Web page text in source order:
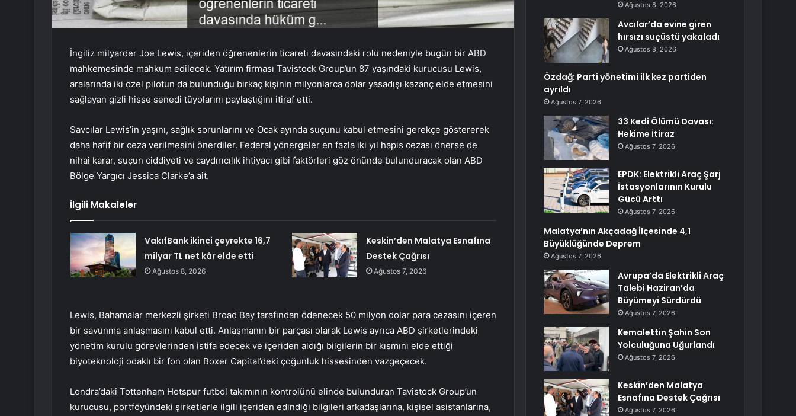
İngiliz milyarder Joe Lewis, içeriden öğrenenlerin ticareti davasındaki rolü nedeniyle bugün bir ABD
mahkemesinde mahkum edilecek. Yatırım firması Tavistock Group’un 87 yaşındaki kurucusu Lewis,
aralarında iki özel pilotun da bulunduğu birkaç kişinin milyonlarca dolar yasadışı kazanç elde etmesini
sağlayan gizli hisse senedi tüyolarını paylaştığını itiraf etti.
Savcılar Lewis’in yaşını, sağlık sorunlarını ve Ocak ayında suçunu kabul etmesini gerekçe göstererek
daha hafif bir ceza verilmesini önerdiler. Federal yönergeler en fazla iki yıl hapis cezası önerse de
nihai karar, suçun ciddiyeti ve caydırıcılık ihtiyacı gibi faktörleri göz önünde bulunduracak olan ABD
Bölge Yargıcı Jessica Clarke’a ait.
İlgili Makaleler
VakıfBank ikinci çeyrekte 16,7
milyar TL net kâr elde etti
Ağustos 8, 2026
Keskin’den Malatya Esnafına
Destek Çağrısı
Ağustos 7, 2026
Lewis, Bahamalar merkezli şirketi Broad Bay tarafından ödenecek 50 milyon dolar para cezasını içeren
bir savunma anlaşmasını kabul etti. Anlaşmanın bir parçası olarak Lewis ayrıca ABD şirketlerindeki
yönetim kurulu görevlerinden istifa edecek ve içeriden aldığı bilgilerin bir kısmını elde ettiği
biyoteknoloji odaklı bir fon olan Boxer Capital’deki çoğunluk hissesinden vazgeçecek.
Londra’daki Tottenham Hotspur futbol takımının kontrolünü elinde bulunduran Tavistock Group’un
kurucusu, portföyündeki şirketlerle ilgili içeriden edindiği bilgileri arkadaşlarına, kişisel asistanlarına,
Ağustos 8, 2026
Avcılar’da evine giren
hırsızı suçüstü yakaladı
Ağustos 8, 2026
Özdağ: Parti yönetimi ilk kez partiden
ayrıldı
Ağustos 7, 2026
33 Kedi Ölümü Davası:
Hekime İtiraz
Ağustos 7, 2026
EPDK: Elektrikli Araç Şarj
İstasyonlarının Kurulu
Gücü Arttı
Ağustos 7, 2026
Malatya’nın Akçadağ İlçesinde 4,1
Büyüklüğünde Deprem
Ağustos 7, 2026
Avrupa’da Elektrikli Araç
Talebi Haziran’da
Büyümeyi Sürdürdü
Ağustos 7, 2026
Kemalettin Şahin Son
Yolculuğuna Uğurlandı
Ağustos 7, 2026
Keskin’den Malatya
Esnafına Destek Çağrısı
Ağustos 7, 2026